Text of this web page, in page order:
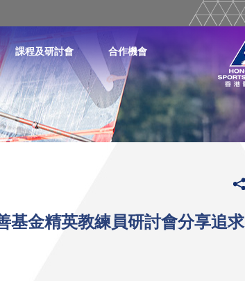
課程及研討會 合作機會
基金精英教練員研討會分享追求